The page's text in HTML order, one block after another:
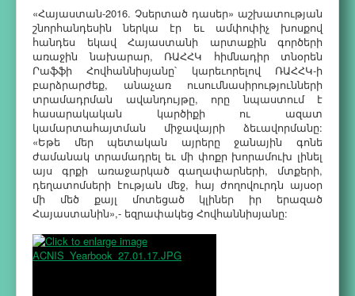
«Հայաստան-2016. Չսերտած դասեր» աշխատության
շնորհանդեսին ներկա էր եւ ամփոփիչ խոսքով
հանդես եկավ Հայաստանի արտաքին գործերի
առաջին նախարար, ՌԱՀՀԿ հիմնադիր տնօրեն
Րաֆֆի Հովհաննիսյանը՝ կարեւորելով ՌԱՀՀԿ-ի
բարձրարժեք, անաչառ ուսումնասիրությունների
տրամադրման ավանդույթը, որը նպաստում է
հասարակական կարծիքի ու ազատ
կամարտահայտման միջավայրի ձեւավորմանը:
«Եթե մեր պետական այրերը ջանային գոնե
ժամանակ տրամադրել եւ մի փոքր խորամուխ լինել
այս գրքի առաջարկած գաղափարների, մտքերի,
դեղատոմսերի էության մեջ, հայ ժողովուրդն այսօր
մի մեծ քայլ մոտեցած կլիներ իր երազած
Հայաստանին»,- եզրափակեց Հովհաննիսյանը: